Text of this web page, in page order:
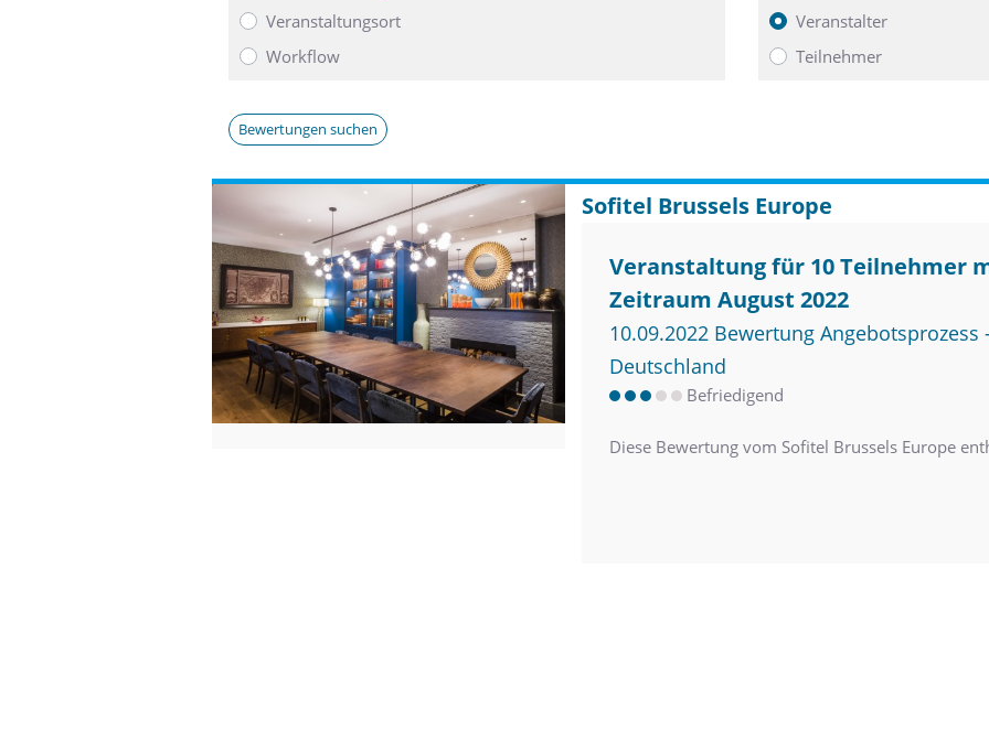
Veranstaltungsort
Workflow
Veranstalter
Teilnehmer
Bewertungen suchen
Sofitel Brussels Europe
Veranstaltung für 10 Teilnehmer
Zeitraum August 2022
10.09.2022 Bewertung
Deutschland
Befriedigend
Diese Bewertung vom Sofitel Brussels Europe